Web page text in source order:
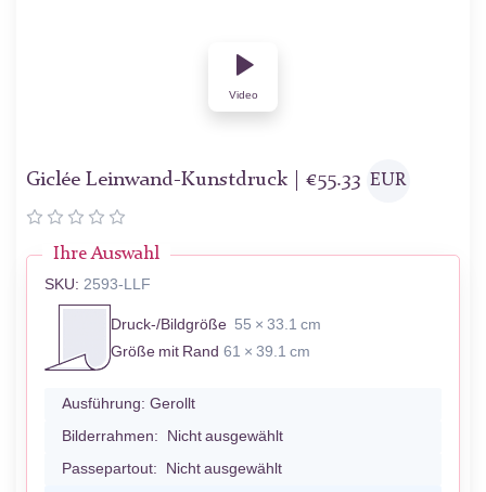
Video
Giclée Leinwand-Kunstdruck | €55.33 EUR
Ihre Auswahl
SKU: 2593-LLF
Druck-/Bildgröße 55 × 33.1 cm
Größe mit Rand 61 × 39.1 cm
Ausführung: Gerollt
Bilderrahmen: Nicht ausgewählt
Passepartout: Nicht ausgewählt